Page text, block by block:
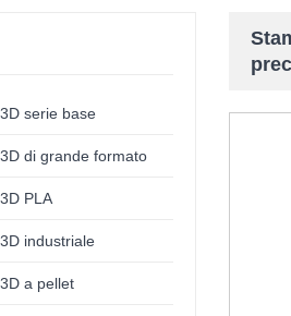
serie base
di grande formato
PLA
industriale
a pellet